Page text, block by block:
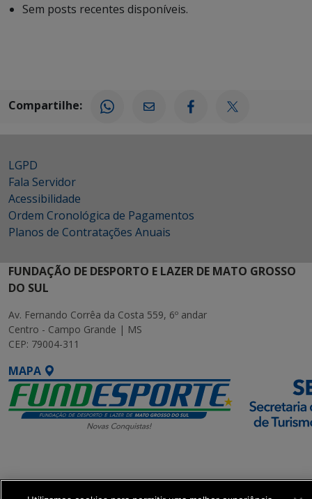
Sem posts recentes disponíveis.
Compartilhe:
LGPD
Fala Servidor
Acessibilidade
Ordem Cronológica de Pagamentos
Planos de Contratações Anuais
FUNDAÇÃO DE DESPORTO E LAZER DE MATO GROSSO
DO SUL
Av. Fernando Corrêa da Costa 559, 6º andar
Centro - Campo Grande | MS
CEP: 79004-311
MAPA
Executiva de
Transformação Digital